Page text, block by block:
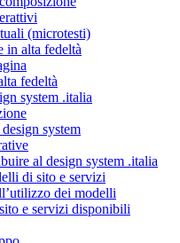
(microtesti)
in alta fedeltà
fedeltà
system .italia
system
al design system .italia
di sito e servizi
dei modelli
e servizi disponibili